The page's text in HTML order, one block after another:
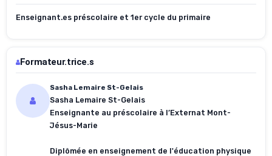
Enseignant.es préscolaire et 1er cycle du primaire
Formateur.trice.s
Sasha Lemaire St-Gelais
Sasha Lemaire St-Gelais
Enseignante au préscolaire à l’Externat Mont-
Jésus-Marie
Diplômée en enseignement de l'éducation physique